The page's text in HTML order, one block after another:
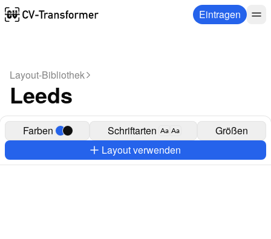
Eintragen
Layout-Bibliothek
Leeds
Farben Schriftarten Aa Aa
Größen
Layout verwenden